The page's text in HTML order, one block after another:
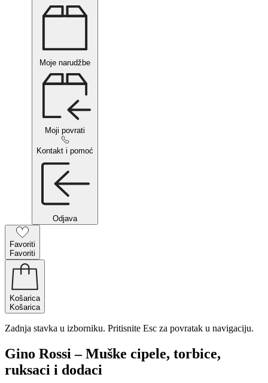
Moje narudžbe
Moji povrati
Kontakt i pomoć
Odjava
Favoriti
Favoriti
Košarica
Košarica
Zadnja stavka u izborniku. Pritisnite Esc za povratak u navigaciju.
Gino Rossi – Muške cipele, torbice,
ruksaci i dodaci